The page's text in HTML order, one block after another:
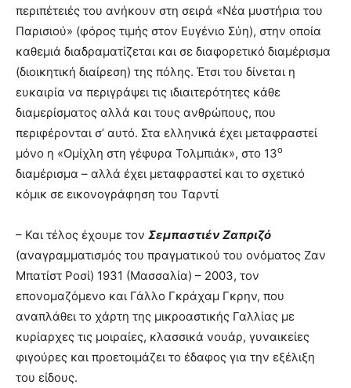
περιπέτειές του ανήκουν στη σειρά «Νέα μυστήρια του
Παρισιού» (φόρος τιμής στον Ευγένιο Σύη), στην οποία
καθεμιά διαδραματίζεται και σε διαφορετικό διαμέρισμα
(διοικητική διαίρεση) της πόλης. Έτσι του δίνεται η
ευκαιρία να περιγράψει τις ιδιαιτερότητες κάθε
διαμερίσματος αλλά και τους ανθρώπους, που
περιφέρονται σ’ αυτό. Στα ελληνικά έχει μεταφραστεί
μόνο η «Ομίχλη στη γέφυρα Τολμπιάκ», στο 13ο
διαμέρισμα – αλλά έχει μεταφραστεί και το σχετικό
κόμικ σε εικονογράφηση του Ταρντί
– Και τέλος έχουμε τον Σεμπαστιέν Ζαπριζό
(αναγραμματισμός του πραγματικού του ονόματος Ζαν
Μπατίστ Ροσί) 1931 (Μασσαλία) – 2003, τον
επονομαζόμενο και Γάλλο Γκράχαμ Γκρην, που
αναπλάθει το χάρτη της μικροαστικής Γαλλίας με
κυρίαρχες τις μοιραίες, κλασσικά νουάρ, γυναικείες
φιγούρες και προετοιμάζει το έδαφος για την εξέλιξη
του είδους.